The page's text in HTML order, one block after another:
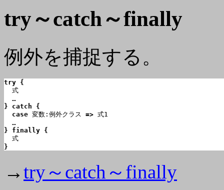
try～catch～finally
例外を捕捉する。
try {
式
} catch {
case 変数:例外クラス => 式1
} finally {
}
→try～catch～finally